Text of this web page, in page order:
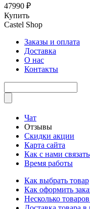
47990 ₽
Купить
Castel Shop
Заказы и оплата
Доставка
О нас
Контакты
Чат
Отзывы
Скидки акции
Карта сайта
Как с нами
Время работы
Как выбрать товар
Как оформить
Несколько